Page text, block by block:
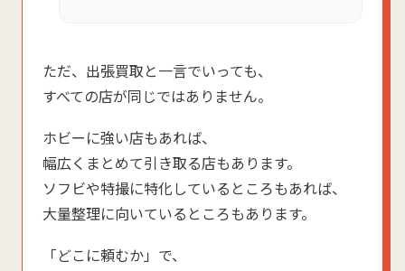
ただ、出張買取と一言でいっても、
すべての店が同じではありません。
ホビーに強い店もあれば、
幅広くまとめて引き取る店もあります。
ソフビや特撮に特化しているところもあれば、
大量整理に向いているところもあります。
「どこに頼むか」で、